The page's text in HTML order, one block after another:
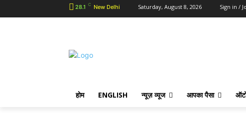
28.1 C New Delhi Saturday, August 8, 2026 Sign in /
होम ENGLISH न्यूज़ व्यूज आपका पैसा